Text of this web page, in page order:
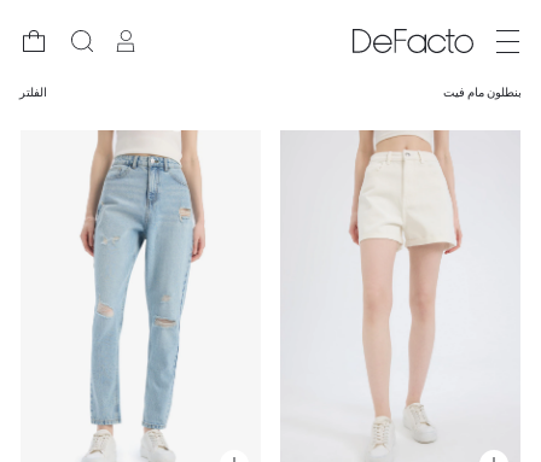
بنطلون مام فيت الفلتر